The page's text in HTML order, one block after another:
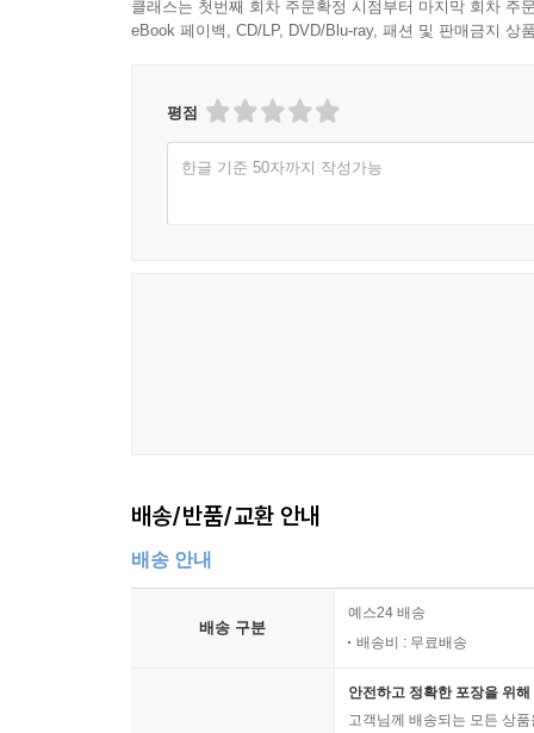
--- p.394
--- p.395
나는 우리가 그들에게 완벽해질 필요가 없다고
스러운 일이 아님을 말해주면 좋겠다.
문제를 겪을 가능성이 30퍼센트 컸으며, 여학
당사자와 전문가 인터뷰, 꼼꼼한 자료 조사를 통한
열네 살 프리먼에게 거식증은 벼락같이 찾아왔다.
좋겠어”라는 한마디가 시작이었다. 그 말을 들
여자아이는 몇 달 후 강박적으로 운동하고 굶는
입원의 문이 열리고, 고통스러운 거식증의 여정에
클래스는 첫번째 회차 주문확정 시점부터 마지막 회차 주
eBook 페이백, CD/LP, DVD/Blu-ray, 패션 및 판매금지 상
평점
한글 기준 50자까지 작성가능
배송/반품/교환 안내
배송 안내
배송 구분
예스24 배송
배송비 : 무료배송
안전하고 정확한 포장을 위
고객님께 배송되는 모든 상